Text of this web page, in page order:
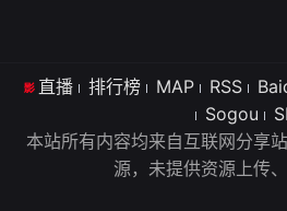
直播 排行榜 MAP RSS
Sogou
本站所有内容均来自互联网分享
源，未提供资源上传、